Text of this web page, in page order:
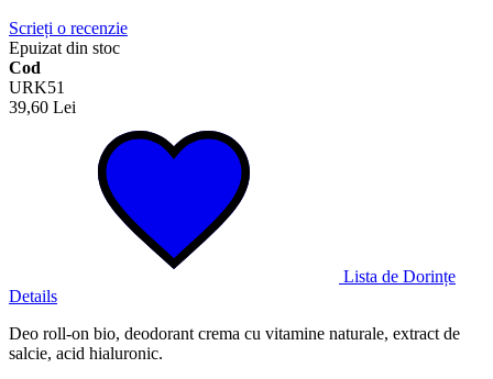
Scrieți o recenzie
Epuizat din stoc
Cod
URK51
39,60 Lei
Lista de Dorințe
Details
Deo roll-on bio, deodorant crema cu vitamine naturale, extract de
salcie, acid hialuronic.